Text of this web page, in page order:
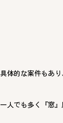
具体的な案件もあ
一人でも多く『窓